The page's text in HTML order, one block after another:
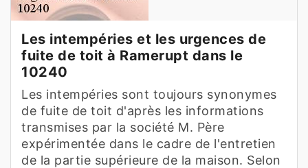
Les intempéries et les urgences de
fuite de toit à Ramerupt dans le
10240
Les intempéries sont toujours synonymes
de fuite de toit d'après les informations
transmises par la société M. Père
expérimentée dans le cadre de l'entretien
de la partie supérieure de la maison. Selon